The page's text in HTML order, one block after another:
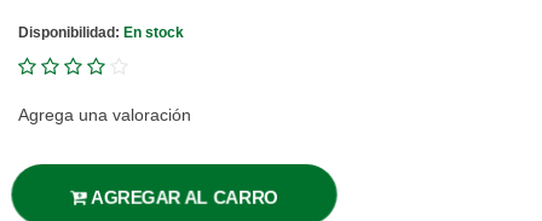
Disponibilidad: En stock
Agrega una valoración
AGREGAR AL CARRO